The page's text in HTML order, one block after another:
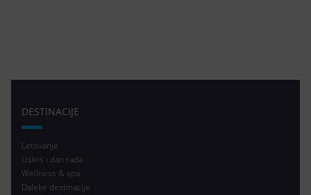
DESTINACIJE
Letovanje
Uskrs i dan rada
Wellness & spa
Daleke destinacije